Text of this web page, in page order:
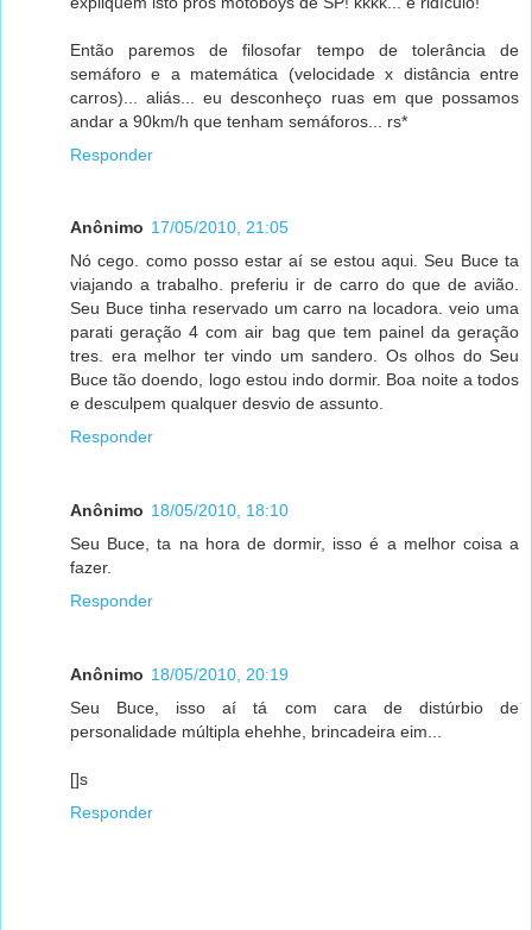
Então paremos de filosofar tempo de tolerância de
semáforo e a matemática (velocidade x distância entre
carros)... aliás... eu desconheço ruas em que possamos
andar a 90km/h que tenham semáforos... rs*
Responder
Anônimo 17/05/2010, 21:05
Nó cego. como posso estar aí se estou aqui. Seu Buce ta
viajando a trabalho. preferiu ir de carro do que de avião.
Seu Buce tinha reservado um carro na locadora. veio uma
parati geração 4 com air bag que tem painel da geração
tres. era melhor ter vindo um sandero. Os olhos do Seu
Buce tão doendo, logo estou indo dormir. Boa noite a todos
e desculpem qualquer desvio de assunto.
Responder
Anônimo 18/05/2010, 18:10
Seu Buce, ta na hora de dormir, isso é a melhor coisa a
fazer.
Responder
Anônimo 18/05/2010, 20:19
Seu Buce, isso aí tá com cara de distúrbio de
personalidade múltipla ehehhe, brincadeira eim...
[]s
Responder